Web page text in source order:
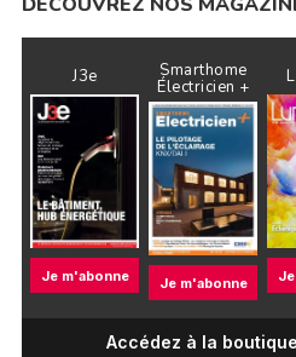
J3e
Je m'abonne
Smarthome
Électricien +
Je m'abonne
Accédez à la boutique